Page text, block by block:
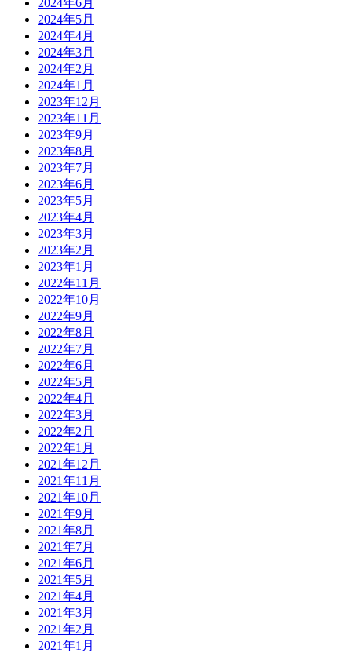
2024年5月
2024年4月
2024年3月
2024年2月
2024年1月
2023年12月
2023年11月
2023年9月
2023年8月
2023年7月
2023年6月
2023年5月
2023年4月
2023年3月
2023年2月
2023年1月
2022年11月
2022年10月
2022年9月
2022年8月
2022年7月
2022年6月
2022年5月
2022年4月
2022年3月
2022年2月
2022年1月
2021年12月
2021年11月
2021年10月
2021年9月
2021年8月
2021年7月
2021年6月
2021年5月
2021年4月
2021年3月
2021年2月
2021年1月